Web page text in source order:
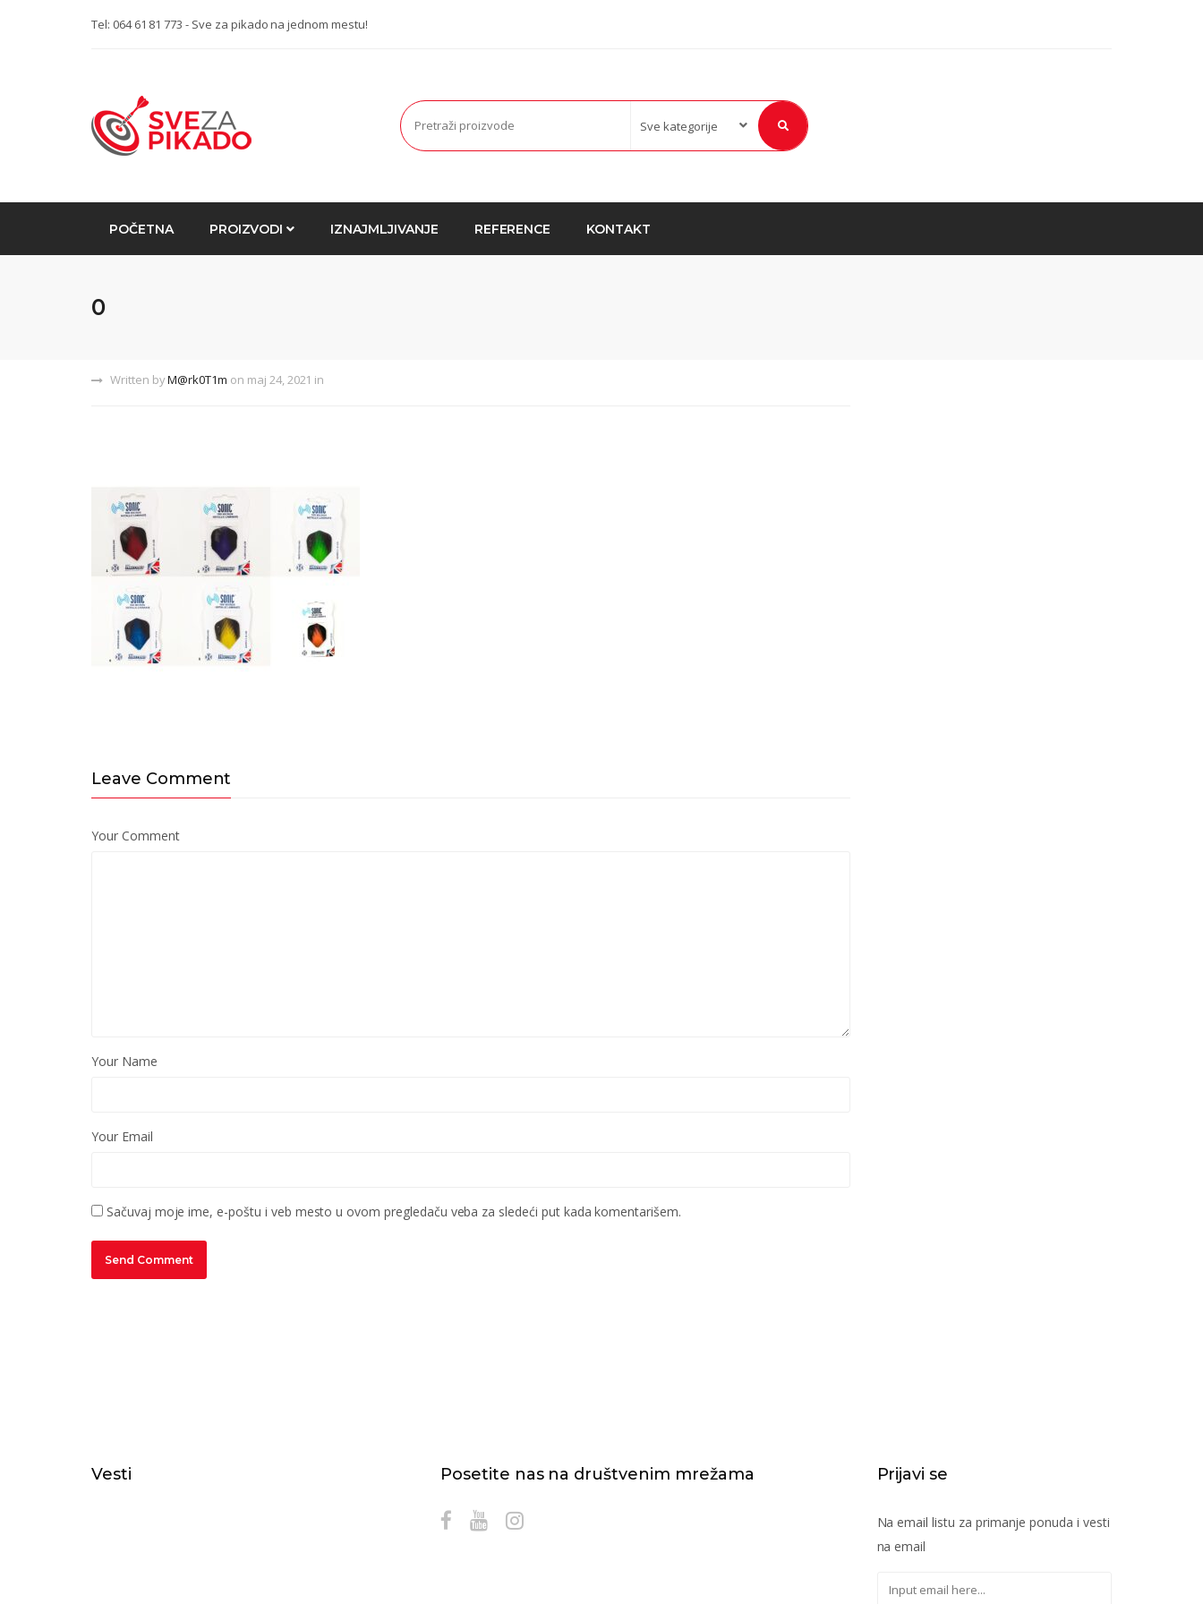
Tel: 064 61 81 773 - Sve za pikado na jednom mestu!
POČETNA PROIZVODI IZNAJMLJIVANJE REFERENCE KONTAKT
0
Written byM@rk0T1m on maj 24, 2021 in
Leave Comment
Your Comment
Your Name
Your Email
Sačuvaj moje ime, e-poštu i veb mesto u ovom pregledaču veba za sledeći put kada komentarišem.
Vesti Posetite nas na društvenim mrežama Prijavi se
Na email listu za primanje ponuda i vesti
na email